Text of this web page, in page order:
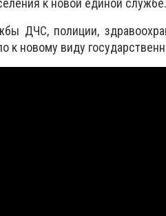
к новой единой службе.
ДЧС, полиции,
к новому виду